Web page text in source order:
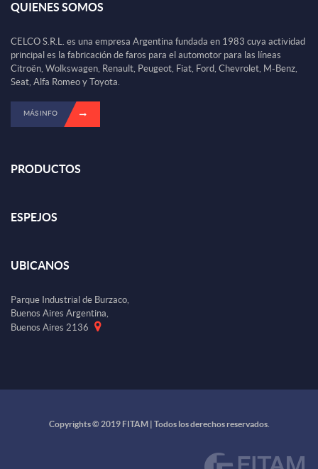
QUIENES SOMOS
CELCO S.R.L. es una empresa Argentina fundada en 1983 cuya actividad
principal es la fabricación de faros para el automotor para las líneas
Citroën, Wolkswagen, Renault, Peugeot, Fiat, Ford, Chevrolet, M-Benz,
Seat, Alfa Romeo y Toyota.
MÁS INFO
PRODUCTOS
ESPEJOS
UBICANOS
Parque Industrial de Burzaco,
Buenos Aires Argentina,
Buenos Aires 2136
Copyrights © 2019 FITAM | Todos los derechos reservados.